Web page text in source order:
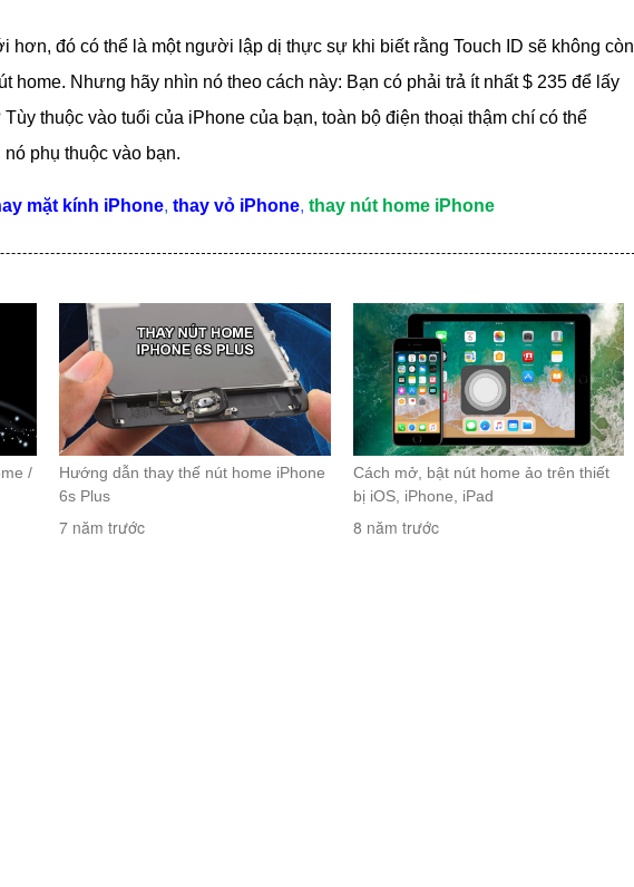
hơn, đó có thể là một người lập dị thực sự khi biết rằng Touch ID sẽ không còn
home. Nhưng hãy nhìn nó theo cách này: Bạn có phải trả ít nhất $ 235 để lấy
thuộc vào tuổi của iPhone của bạn, toàn bộ điện thoại thậm chí có thể
phụ thuộc vào bạn.
mặt kính iPhone, thay vỏ iPhone, thay nút home iPhone
/
Hướng dẫn thay thế nút home iPhone
6s Plus
7 năm trước
Cách mở, bật nút home ảo trên thiết
bị iOS, iPhone, iPad
8 năm trước